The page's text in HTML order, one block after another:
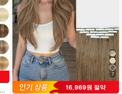
7
16,969원 절약